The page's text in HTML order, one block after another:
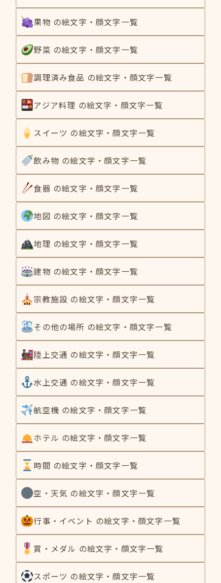
果物 の絵文字・顔文字一覧
野菜 の絵文字・顔文字一覧
調理済み食品 の絵文字・顔文字一覧
アジア料理 の絵文字・顔文字一覧
スイーツ の絵文字・顔文字一覧
飲み物 の絵文字・顔文字一覧
食器 の絵文字・顔文字一覧
地図 の絵文字・顔文字一覧
地理 の絵文字・顔文字一覧
建物 の絵文字・顔文字一覧
宗教施設 の絵文字・顔文字一覧
その他の場所 の絵文字・顔文字一覧
陸上交通 の絵文字・顔文字一覧
水上交通 の絵文字・顔文字一覧
航空機 の絵文字・顔文字一覧
ホテル の絵文字・顔文字一覧
時間 の絵文字・顔文字一覧
空・天気 の絵文字・顔文字一覧
行事・イベント の絵文字・顔文字一覧
賞・メダル の絵文字・顔文字一覧
スポーツ の絵文字・顔文字一覧